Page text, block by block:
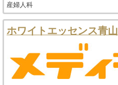
産婦人科
ホワイトエッセンス青山